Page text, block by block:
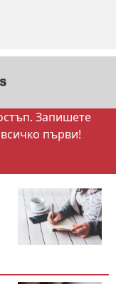
Запишете
първи!